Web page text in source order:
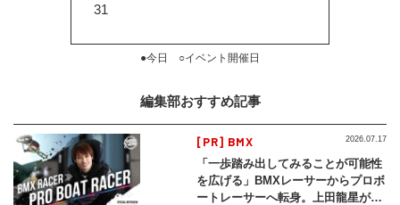
31
●今日 ○イベント開催日
編集部おすすめ記事
[PR] BMX
「一歩踏み出してみることが可能性
を広げる」BMXレーサーからプロボ
ートレーサーへ転身。上田龍星が体
2026.07.17